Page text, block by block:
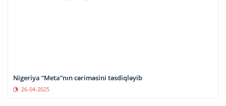
Nigeriya “Meta”nın cəriməsini təsdiqləyib
26-04-2025